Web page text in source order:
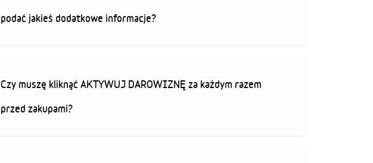
podać jakieś dodatkowe informacje?
Czy muszę kliknąć AKTYWUJ DAROWIZNĘ za każdym razem
przed zakupami?